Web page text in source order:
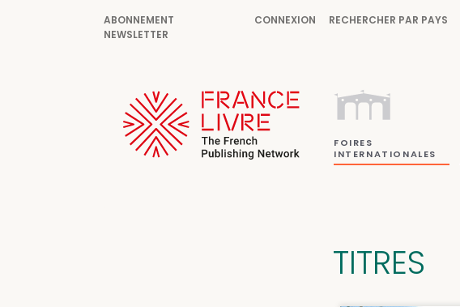
ABONNEMENT
NEWSLETTER
CONNEXION RECHERCHER PAR PAYS
FOIRES
INTERNATIONALES
TITRES